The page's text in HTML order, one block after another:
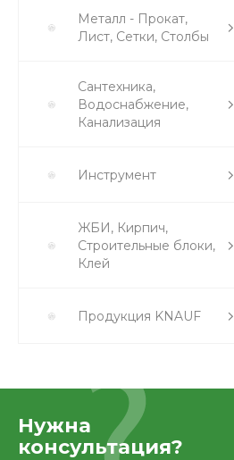
Металл - Прокат,
Лист, Сетки, Столбы
Сантехника,
Водоснабжение,
Канализация
Инструмент
ЖБИ, Кирпич,
Строительные блоки,
Клей
Продукция KNAUF
Нужна
консультация?